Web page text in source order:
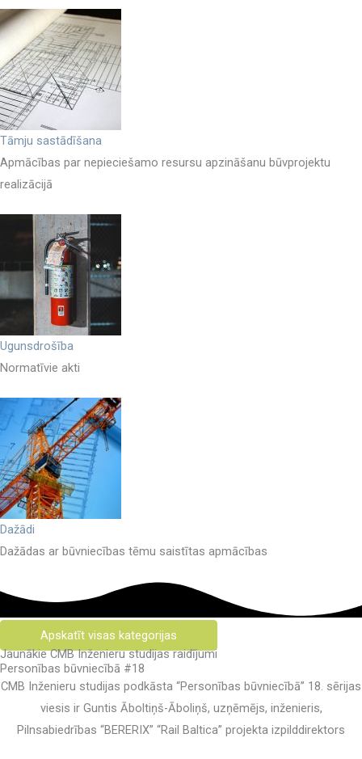
Tāmju sastādīšana
Apmācības par nepieciešamo resursu apzināšanu būvprojektu
realizācijā
Ugunsdrošība
Normatīvie akti
Dažādi
Dažādas ar būvniecības tēmu saistītas apmācības
Apskatīt visas kategorijas
Jaunākie CMB Inženieru studijas raidījumi
Personības būvniecībā #18
CMB Inženieru studijas podkāsta “Personības būvniecībā” 18. sērijas
viesis ir Guntis Āboltiņš-Āboliņš, uzņēmējs, inženieris,
Pilnsabiedrības “BERERIX” “Rail Baltica” projekta izpilddirektors